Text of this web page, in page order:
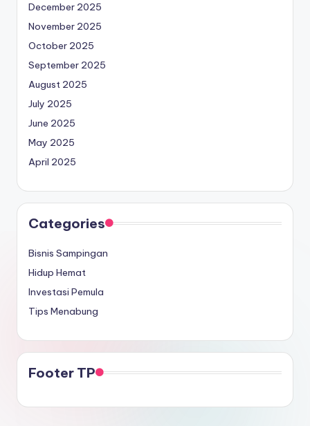
December 2025
November 2025
October 2025
September 2025
August 2025
July 2025
June 2025
May 2025
April 2025
Categories
Bisnis Sampingan
Hidup Hemat
Investasi Pemula
Tips Menabung
Footer TP